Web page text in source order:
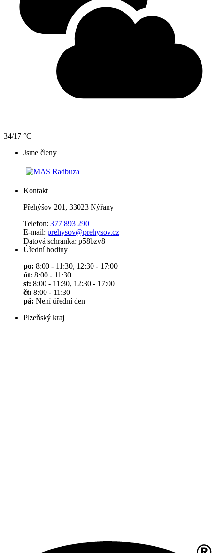
34/17 °C
Jsme členy
Kontakt
Přehýšov 201, 33023 Nýřany
Telefon: 377 893 290
E-mail: prehysov@prehysov.cz
Datová schránka: p58bzv8
Úřední hodiny
po: 8:00 - 11:30, 12:30 - 17:00
út: 8:00 - 11:30
st: 8:00 - 11:30, 12:30 - 17:00
čt: 8:00 - 11:30
pá: Není úřední den
Plzeňský kraj